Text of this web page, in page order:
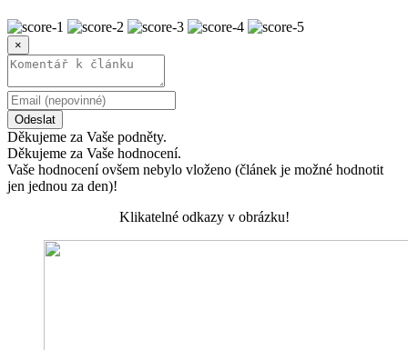
×
Odeslat
Děkujeme za Vaše podněty.
Děkujeme za Vaše hodnocení.
Vaše hodnocení ovšem nebylo vloženo (článek je možné hodnotit
jen jednou za den)!
Klikatelné odkazy v obrázku!